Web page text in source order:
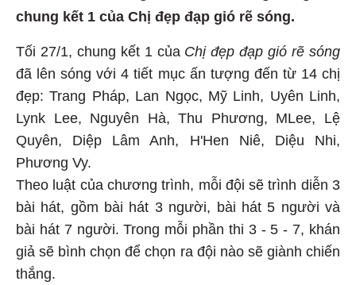
chung kết 1 của Chị đẹp đạp gió rẽ sóng.
Tối 27/1, chung kết 1 của Chị đẹp đạp gió rẽ sóng
đã lên sóng với 4 tiết mục ấn tượng đến từ 14 chị
đẹp: Trang Pháp, Lan Ngọc, Mỹ Linh, Uyên Linh,
Lynk Lee, Nguyên Hà, Thu Phương, MLee, Lệ
Quyên, Diệp Lâm Anh, H'Hen Niê, Diệu Nhi,
Phương Vy.
Theo luật của chương trình, mỗi đội sẽ trình diễn 3
bài hát, gồm bài hát 3 người, bài hát 5 người và
bài hát 7 người. Trong mỗi phần thi 3 - 5 - 7, khán
giả sẽ bình chọn để chọn ra đội nào sẽ giành chiến
thắng.